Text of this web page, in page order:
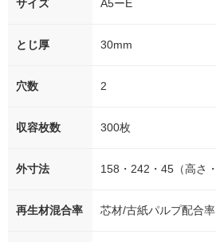
サイズ A5ーE
とじ厚 30mm
穴数 2
収容枚数 300枚
外寸法 158・242・45（高さ
再生材混合率 芯材/古紙パルプ配合